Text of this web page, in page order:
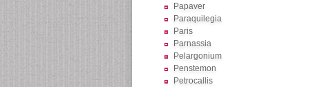
Papaver
Paraquilegia
Paris
Parnassia
Pelargonium
Penstemon
Petrocallis